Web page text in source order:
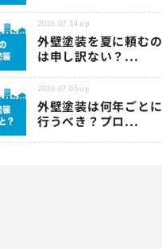
2026.07.14 up
外壁塗装を夏に頼むの
は申し訳ない？...
2026.07.05 up
外壁塗装は何年ごとに
行うべき？プロ...